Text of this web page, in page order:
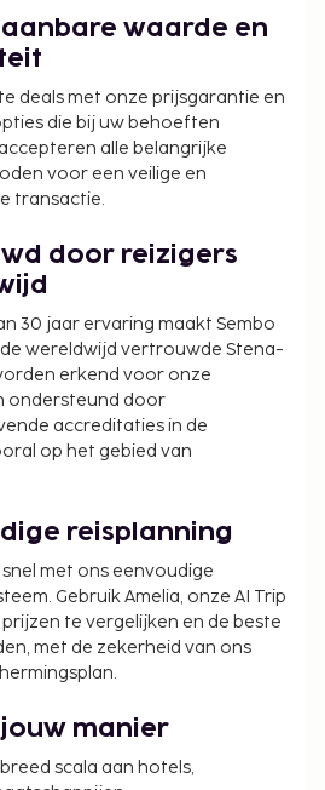
waarde en
deals met onze prijsgarantie en
die bij uw behoeften
alle belangrijke
voor een veilige en
transactie.
door reizigers
30 jaar ervaring maakt Sembo
wereldwijd vertrouwde Stena-
erkend voor onze
ondersteund door
accreditaties in de
op het gebied van
reisplanning
snel met ons eenvoudige
Gebruik Amelia, onze AI Trip
prijzen te vergelijken en de beste
met de zekerheid van ons
jouw manier
scala aan hotels,